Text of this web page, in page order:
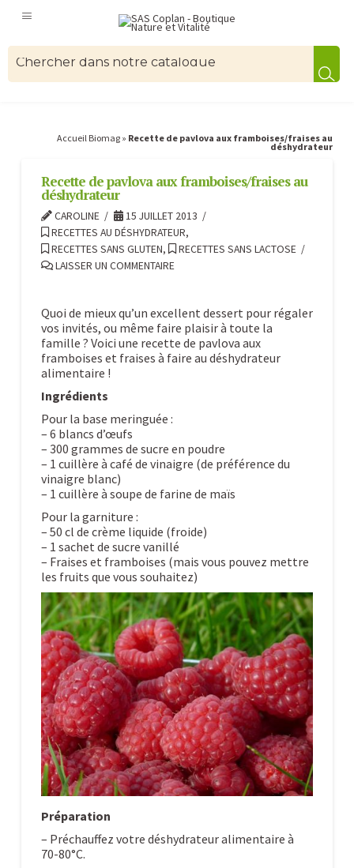
Accueil Biomag » Recette de pavlova aux framboises/fraises au
déshydrateur
Recette de pavlova aux framboises/fraises au
déshydrateur
CAROLINE
15 JUILLET 2013
RECETTES AU DÉSHYDRATEUR,
RECETTES SANS GLUTEN,
RECETTES SANS LACTOSE
LAISSER UN COMMENTAIRE
Quoi de mieux qu’un excellent dessert pour régaler
vos invités, ou même faire plaisir à toute la
famille ? Voici une recette de pavlova aux
framboises et fraises à faire au déshydrateur
alimentaire !
Ingrédients
Pour la base meringuée :
– 6 blancs d’œufs
– 300 grammes de sucre en poudre
– 1 cuillère à café de vinaigre (de préférence du
vinaigre blanc)
– 1 cuillère à soupe de farine de maïs
Pour la garniture :
– 50 cl de crème liquide (froide)
– 1 sachet de sucre vanillé
– Fraises et framboises (mais vous pouvez mettre
les fruits que vous souhaitez)
Préparation
– Préchauffez votre déshydrateur alimentaire à
70-80°C.